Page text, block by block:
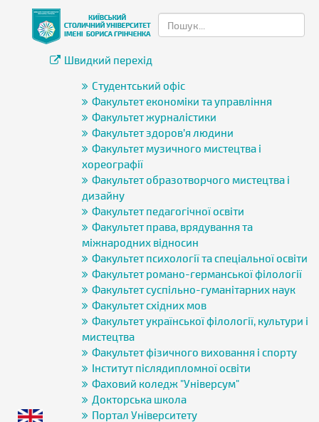
Швидкий перехід
Студентський офіс
Факультет економіки та управління
Факультет журналістики
Факультет здоров’я людини
Факультет музичного мистецтва і
хореографії
Факультет образотворчого мистецтва і
дизайну
Факультет педагогічної освіти
Факультет права, врядування та
міжнародних відносин
Факультет психології та спеціальної освіти
Факультет романо-германської філології
Факультет суспільно-гуманітарних наук
Факультет східних мов
Факультет української філології, культури і
мистецтва
Факультет фізичного виховання і спорту
Інститут післядипломної освіти
Фаховий коледж "Універсум"
Докторська школа
Портал Університету